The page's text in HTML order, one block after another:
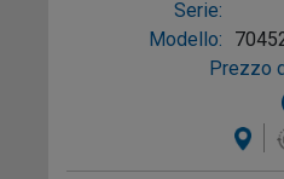
Serie:
Modello:
Prezzo